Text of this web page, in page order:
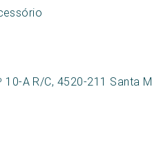
10-A R/C, 4520-211 Santa